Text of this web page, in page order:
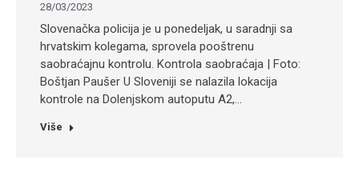
28/03/2023
Slovenačka policija je u ponedeljak, u saradnji sa
hrvatskim kolegama, sprovela pooštrenu
saobraćajnu kontrolu. Kontrola saobraćaja | Foto:
Boštjan Paušer U Sloveniji se nalazila lokacija
kontrole na Dolenjskom autoputu A2,…
Više